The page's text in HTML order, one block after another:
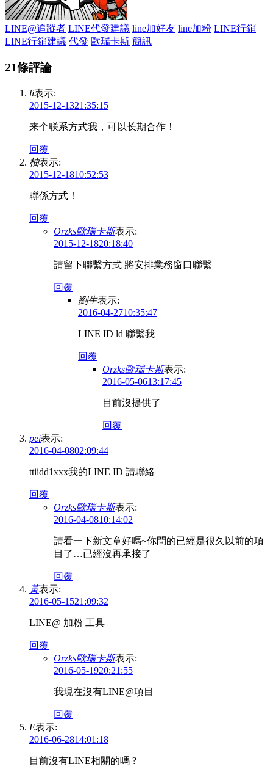
LINE@追蹤者 LINE代發建議 line加好友 line加粉 LINE行銷
LINE行銷建議 代發 歐瑞卡斯 簡訊
21條評論
li表示:
2015-12-1321:35:15
来个联系方式我，可以长期合作！
回覆
柚表示:
2015-12-1810:52:53
聯係方式！
回覆
Orzks歐瑞卡斯表示:
2015-12-1820:18:40
請留下聯繫方式 將安排業務窗口聯繫
回覆
劉生表示:
2016-04-2710:35:47
LINE ID ld 聯繫我
回覆
Orzks歐瑞卡斯表示:
2016-05-0613:17:45
目前沒提供了
回覆
pei表示:
2016-04-0802:09:44
ttiidd1xxx我的LINE ID 請聯絡
回覆
Orzks歐瑞卡斯表示:
2016-04-0810:14:02
請看一下新文章好嗎~你問的已經是很久以前的項
目了…已經沒再承接了
回覆
黃表示:
2016-05-1521:09:32
LINE@ 加粉 工具
回覆
Orzks歐瑞卡斯表示:
2016-05-1920:21:55
我現在沒有LINE@項目
回覆
E表示:
2016-06-2814:01:18
目前沒有LINE相關的嗎 ?